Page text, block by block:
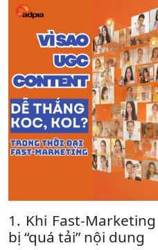
1. Khi Fast-
bị “quá tải” nội dung